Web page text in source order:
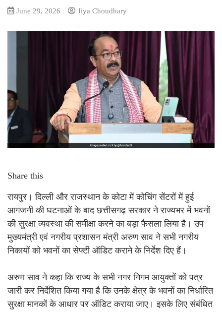
June 29, 2026 Jiya Choudhary
Share this
रायपुर। दिल्ली और राजस्थान के कोटा में कोचिंग सेंटरों में हुई
आगजनी की घटनाओं के बाद छत्तीसगढ़ सरकार ने राज्यभर में भवनों
की सुरक्षा व्यवस्था की समीक्षा करने का बड़ा फैसला लिया है। उप
मुख्यमंत्री एवं नगरीय प्रशासन मंत्री अरुण साव ने सभी नगरीय
निकायों को भवनों का सेफ्टी ऑडिट कराने के निर्देश दिए हैं।
अरुण साव ने कहा कि राज्य के सभी नगर निगम आयुक्तों को पत्र
जारी कर निर्देशित किया गया है कि उनके क्षेत्र के भवनों का निर्धारित
सुरक्षा मानकों के आधार पर ऑडिट कराया जाए। इसके लिए संबंधित